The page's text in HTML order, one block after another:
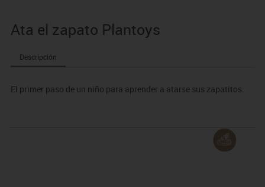
Ata el zapato Plantoys
Descripción
El primer paso de un niño para aprender a atarse sus zapatitos.